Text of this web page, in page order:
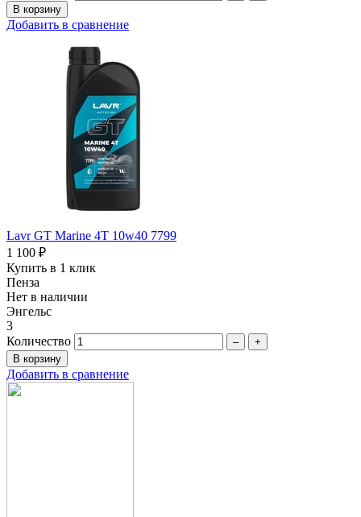
Добавить в сравнение
Lavr GT Marine 4T 10w40 7799
1 100 ₽
Купить в 1 клик
Пенза
Нет в наличии
Энгельс
3
Количество
– +
Добавить в сравнение